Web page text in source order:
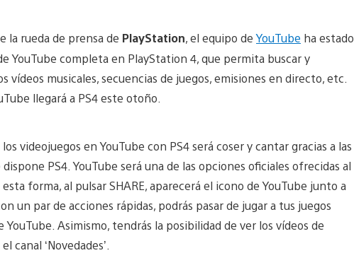
la rueda de prensa de PlayStation, el equipo deYouTube ha estado
YouTube completa en PlayStation 4, que permita buscar y
vídeos musicales, secuencias de juegos, emisiones en directo, etc.
llegará a PS4 este otoño.
videojuegos en YouTube con PS4 será coser y cantar gracias a las
PS4. YouTube será una de las opciones oficiales ofrecidas al
forma, al pulsar SHARE, aparecerá el icono de YouTube junto a
un par de acciones rápidas, podrás pasar de jugar a tus juegos
Asimismo, tendrás la posibilidad de ver los vídeos de
‘Novedades’.